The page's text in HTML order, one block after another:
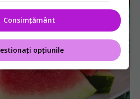
verde și ce ascunde
pe care puțini îl cunosc
Consimțământ
opțiunile